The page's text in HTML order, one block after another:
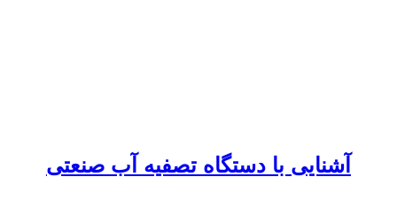
آشنایی با دستگاه تصفیه آب صنعتی